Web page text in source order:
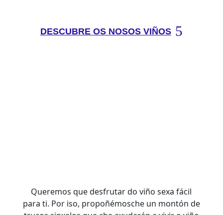
DESCUBRE OS NOSOS VIÑOS
Queremos que desfrutar do viño sexa fácil
para ti. Por iso, propoñémosche un montón de